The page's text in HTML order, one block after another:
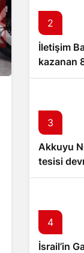
2
İletişim
kazanan
3
Akkuyu
tesisi
4
İsrail’in